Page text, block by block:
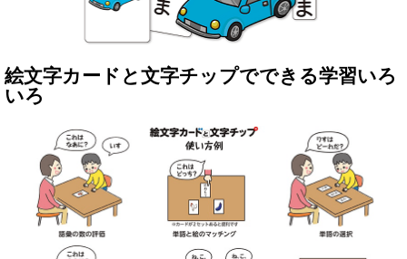
絵文字カードと文字チップでできる学習いろ
いろ